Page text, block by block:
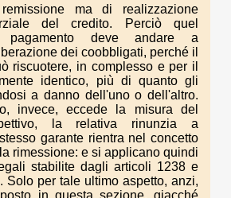
ma di realizzazione
del credito. Perciò quel
pagamento deve andare a
dei coobbligati, perché il
riscuotere, in complesso e per il
identico, più di quanto gli
a danno dell'uno o dell'altro.
invece, eccede la misura del
la relativa rinunzia a
garante rientra nel concetto
rimessione: e si applicano quindi
stabilite dagli articoli 1238 e
Solo per tale ultimo aspetto, anzi,
in questa sezione, giacché